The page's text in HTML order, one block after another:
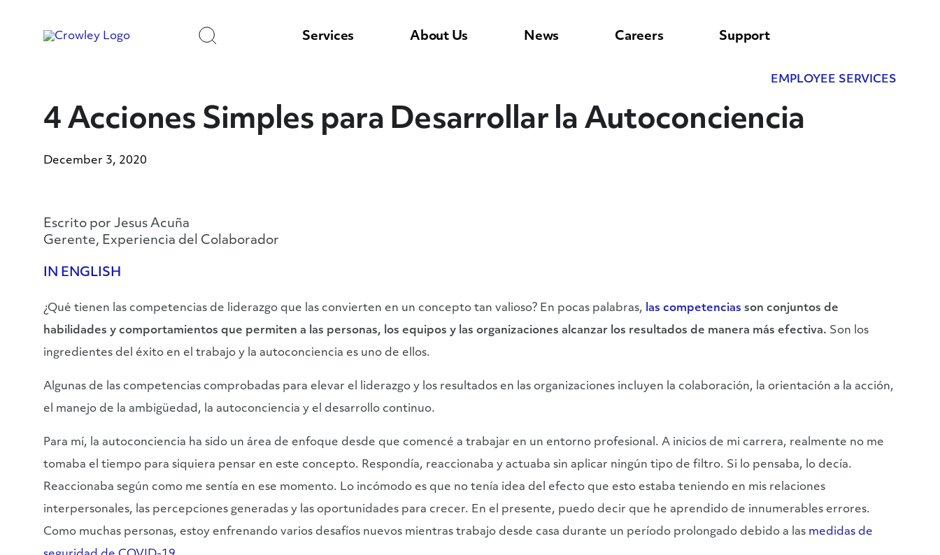
Content
Services About Us News Careers Support
EMPLOYEE SERVICES
4 Acciones Simples para Desarrollar la Autoconciencia
December 3, 2020
Escrito por Jesus Acuña
Gerente, Experiencia del Colaborador
IN ENGLISH
¿Qué tienen las competencias de liderazgo que las convierten en un concepto tan valioso? En pocas palabras, las competencias son conjuntos de
habilidades y comportamientos que permiten a las personas, los equipos y las organizaciones alcanzar los resultados de manera más efectiva. Son los
ingredientes del éxito en el trabajo y la autoconciencia es uno de ellos.
Algunas de las competencias comprobadas para elevar el liderazgo y los resultados en las organizaciones incluyen la colaboración, la orientación a la acción,
el manejo de la ambigüedad, la autoconciencia y el desarrollo continuo.
Para mí, la autoconciencia ha sido un área de enfoque desde que comencé a trabajar en un entorno profesional. A inicios de mi carrera, realmente no me
tomaba el tiempo para siquiera pensar en este concepto. Respondía, reaccionaba y actuaba sin aplicar ningún tipo de filtro. Si lo pensaba, lo decía.
Reaccionaba según como me sentía en ese momento. Lo incómodo es que no tenía idea del efecto que esto estaba teniendo en mis relaciones
interpersonales, las percepciones generadas y las oportunidades para crecer. En el presente, puedo decir que he aprendido de innumerables errores.
Como muchas personas, estoy enfrenando varios desafíos nuevos mientras trabajo desde casa durante un período prolongado debido a las medidas de